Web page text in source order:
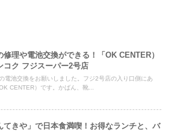
修理や電池交換ができる！「OK CENTER）
コク フジスーパー2号店
電池交換をお願いしました。フジ2号店の入り口側にあ
CENTER）です。かばん、靴...
てきや」で日本食満喫！お得なランチと、バ